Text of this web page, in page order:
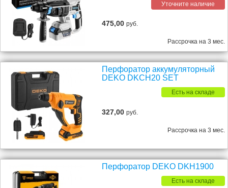
Уточните наличие
475,00руб.
Рассрочка на 3 мес.
Перфоратор аккумуляторный
DEKO DKCH20 SET
Есть на складе
327,00руб.
Рассрочка на 3 мес.
Перфоратор DEKO DKH1900
Есть на складе